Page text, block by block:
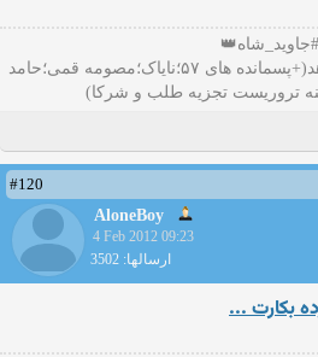
#جاوید_شاه👑
مرگ بر ۳ فاسد : ملا چپی مجاهد(+پسمانده های ۵۷؛نایاک؛مصومه قمی؛حامد
تروریست تجزیه طلب و شرکا)
#120
AloneBoy
4 Feb 2012 09:23
ارسالها: 3502
بکارت ...